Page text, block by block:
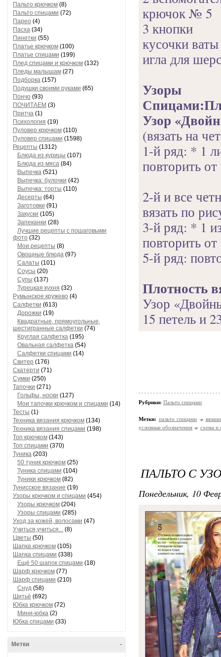
Пальто крючком (8)
Пальто спицами (72)
Парео (4)
Пасха (34)
Пинетки (55)
Платье крючком (100)
Платье спицами (199)
Плед спицами и крючком (132)
Пледы малышам (27)
Подборка (157)
Подушки своими руками (65)
Пончо (93)
ПОЧИТАЕМ (3)
Притча (1)
Психология (19)
Пуловер крючком (110)
Пуловер спицами (1598)
Рецепты (1312)
Блюда из курицы (107)
Блюда из мяса (84)
Выпечка (521)
Выпечка: булочки (42)
Выпечка: торты (110)
Десерты (64)
Заготовки (91)
Закуски (105)
Запеканки (28)
Лучшие рецепты с пошаговыми
фото (32)
Мои рецепты (8)
Овощные блюда (97)
Салаты (101)
Соусы (20)
Супы (137)
Турецкая кухня (32)
Румынское кружево (4)
Салфетки (613)
Дорожки (19)
Квадратные, прямоугольные,
шестигранные салфетки (74)
Круглая салфетка (195)
Овальная салфетка (54)
Салфетки спицами (14)
Свитер (176)
Скатерти (71)
Сумки (250)
Тапочки (271)
Гольфы, носки (127)
Мои тапочки крючком и спицами (14)
Тесты (1)
Техника вязания крючком (134)
Техника вязания спицами (198)
Топ крючком (143)
Топ спицами (370)
Туника (203)
50 туник крючком (25)
Туника спицами (104)
Туники крючком (82)
Тунисское вязание (19)
Узоры крючком и спицами (454)
Узоры крючком (204)
Узоры спицами (285)
Уход за кожей, волосами (47)
Учиться,учиться... (8)
Цветы (50)
Шапка крючком (105)
Шапка спицами (338)
Ещё 50 шапок спицами (18)
Шарф крючком (77)
Шарф спицами (210)
Снуд (58)
Шитьё (692)
Юбка крючком (72)
Мини-юбка (2)
Юбка спицами (33)
-
Метки
крючок № 5
3 кнопки
кусочки
игла для
Узоры
Узор
(вязать на
1-й ряд: * 1
повторить
2-й и все
вязать по
3-й ряд: * 1
повторить
5-й ряд:
Плотность
Узор
15 петель и
Рубрики: Пальто спицами
Метки: пальто спицами
условные обозначения
схема и
ПАЛЬТО С
Понедельник, 10